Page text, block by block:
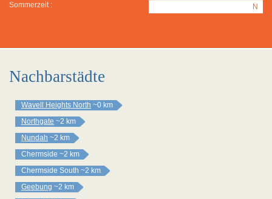
Sommerzeit : N
Nachbarstädte
Wavell Heights North ~0 km
Northgate ~2 km
Nundah ~2 km
Chermside ~2 km
Chermside South ~2 km
Geebung ~2 km